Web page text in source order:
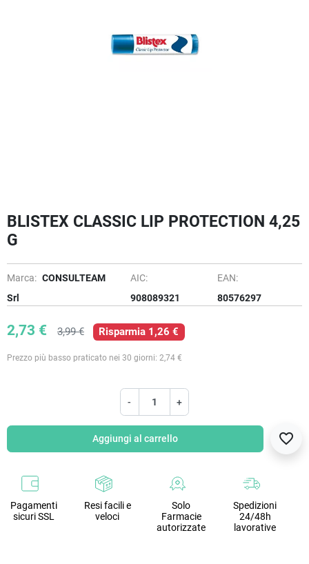
BLISTEX CLASSIC LIP PROTECTION 4,25
G
Marca: CONSULTEAM
Srl
AIC:
908089321
EAN:
80576297
2,73 € 3,99 € Risparmia 1,26 €
Prezzo più basso praticato nei 30 giorni: 2,74 €
- +
Aggiungi al carrello favorite_border
Pagamenti
sicuri SSL
Resi facili e
veloci
Solo
Farmacie
autorizzate
Spedizioni
24/48h
lavorative